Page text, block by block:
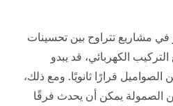
في مشاريع تتراوح بين تحسينات
الكهربائي، قد يبدو
الصواميل قرارًا ثانويًا. ومع ذلك،
الصمولة يمكن أن يحدث فرقًا